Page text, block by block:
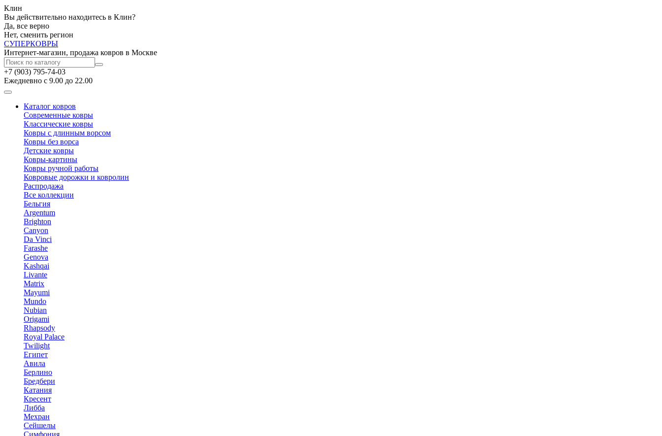
Клин
Вы действительно находитесь в Клин?
Да, все верно
Нет, сменить регион
СУПЕРКОВРЫ
Интернет-магазин, продажа ковров в Москве
+7 (903) 795-74-03
Ежедневно с 9.00 до 22.00
Каталог ковров
Современные ковры
Классические ковры
Ковры с длинным ворсом
Ковры без ворса
Детские ковры
Ковры-картины
Ковры ручной работы
Ковровые дорожки и ковролин
Распродажа
Все коллекции
Бельгия
Argentum
Brighton
Canyon
Da Vinci
Farashe
Genova
Kashqai
Livante
Matrix
Mayumi
Mundo
Nubian
Origami
Rhapsody
Royal Palace
Twilight
Египет
Авила
Берлино
Бредбери
Катания
Кресент
Либба
Мехран
Сейшелы
Симфония